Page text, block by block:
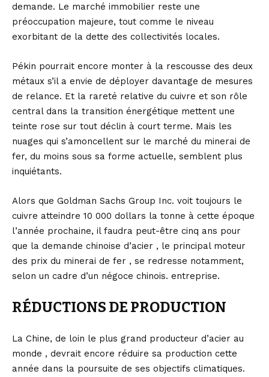
demande. Le marché immobilier reste une
préoccupation majeure, tout comme le niveau
exorbitant de la dette des collectivités locales.
Pékin pourrait encore monter à la rescousse des deux
métaux s’il a envie de déployer davantage de mesures
de relance. Et la rareté relative du cuivre et son rôle
central dans la transition énergétique mettent une
teinte rose sur tout déclin à court terme. Mais les
nuages ​​qui s’amoncellent sur le marché du minerai de
fer, du moins sous sa forme actuelle, semblent plus
inquiétants.
Alors que Goldman Sachs Group Inc. voit toujours le
cuivre atteindre 10 000 dollars la tonne à cette époque
l’année prochaine, il faudra peut-être cinq ans pour
que la demande chinoise d’acier , le principal moteur
des prix du minerai de fer , se redresse notamment,
selon un cadre d’un négoce chinois. entreprise.
RÉDUCTIONS DE PRODUCTION
La Chine, de loin le plus grand producteur d’acier au
monde , devrait encore réduire sa production cette
année dans la poursuite de ses objectifs climatiques.